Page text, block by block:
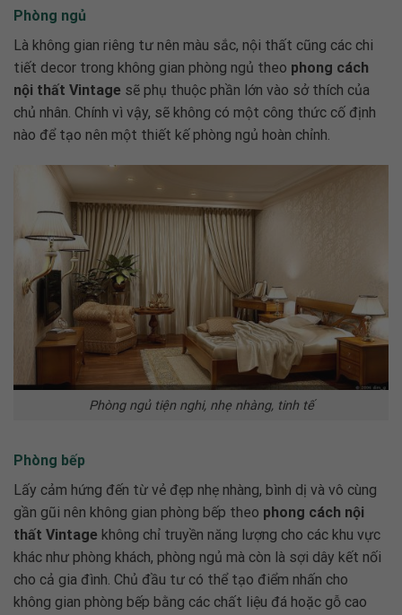
Phòng ngủ
Là không gian riêng tư nên màu sắc, nội thất cũng các chi
tiết decor trong không gian phòng ngủ theo phong cách
nội thất Vintage sẽ phụ thuộc phần lớn vào sở thích của
chủ nhân. Chính vì vậy, sẽ không có một công thức cố định
nào để tạo nên một thiết kế phòng ngủ hoàn chỉnh.
Phòng ngủ tiện nghi, nhẹ nhàng, tinh tế
Phòng bếp
Lấy cảm hứng đến từ vẻ đẹp nhẹ nhàng, bình dị và vô cùng
gần gũi nên không gian phòng bếp theo phong cách nội
thất Vintage không chỉ truyền năng lượng cho các khu vực
khác như phòng khách, phòng ngủ mà còn là sợi dây kết nối
cho cả gia đình. Chủ đầu tư có thể tạo điểm nhấn cho
không gian phòng bếp bằng các chất liệu đá hoặc gỗ cao